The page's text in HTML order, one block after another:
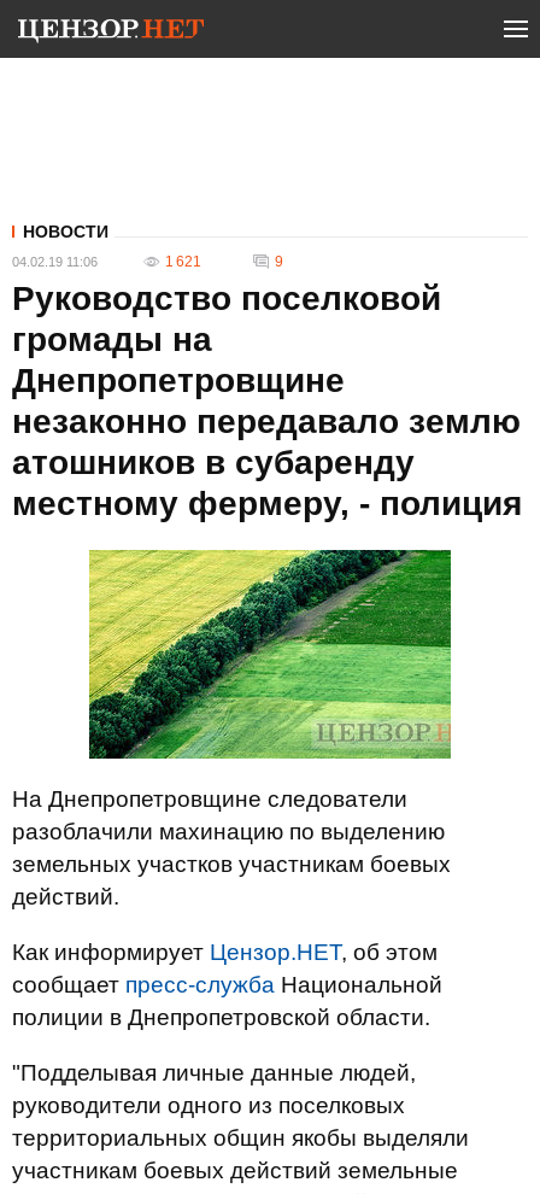
НОВОСТИ
04.02.19 11:06 1 621 9
Руководство поселковой
громады на
Днепропетровщине
незаконно передавало землю
атошников в субаренду
местному фермеру, - полиция
На Днепропетровщине следователи
разоблачили махинацию по выделению
земельных участков участникам боевых
действий.
Как информирует Цензор.НЕТ, об этом
сообщает пресс-служба Национальной
полиции в Днепропетровской области.
"Подделывая личные данные людей,
руководители одного из поселковых
территориальных общин якобы выделяли
участникам боевых действий земельные